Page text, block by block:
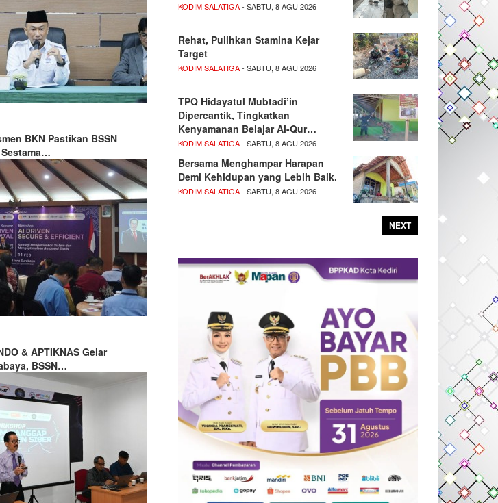
BKN Pastikan BSSN
& APTIKNAS Gelar
BSSN…
KODIM SALATIGA- SABTU, 8 AGU 2026
Rehat, Pulihkan Stamina Kejar
Target
KODIM SALATIGA- SABTU, 8 AGU 2026
TPQ Hidayatul Mubtadi’in
Dipercantik, Tingkatkan
Kenyamanan Belajar Al-Qur…
KODIM SALATIGA- SABTU, 8 AGU 2026
Bersama Menghampar Harapan
Demi Kehidupan yang Lebih Baik.
KODIM SALATIGA- SABTU, 8 AGU 2026
NEXT